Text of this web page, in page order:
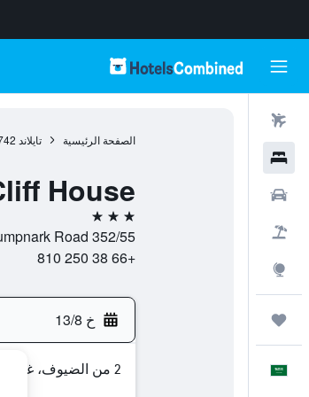
الصفحة الرئيسية تايلاند
House
3 نجوم
352/55 Kao Prathumpnark Road, , باتايا, محافظة تشونبوري, تايلاند
+66 38 250 810
خ 13/8
2 من الضيوف، غرفة واحدة